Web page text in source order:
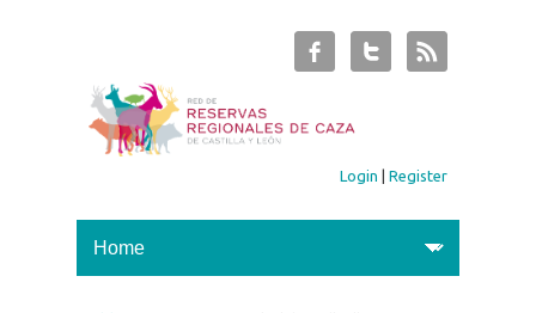
Login |Register